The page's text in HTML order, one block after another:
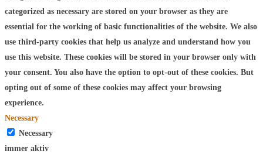
categorized as necessary are stored on your browser as they are
essential for the working of basic functionalities of the website. We also
use third-party cookies that help us analyze and understand how you
use this website. These cookies will be stored in your browser only with
your consent. You also have the option to opt-out of these cookies. But
opting out of some of these cookies may affect your browsing
experience.
Necessary
Necessary
immer aktiv